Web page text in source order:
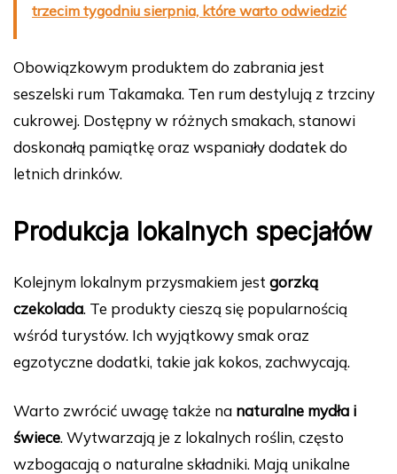
trzecim tygodniu sierpnia, które warto odwiedzić
Obowiązkowym produktem do zabrania jest
seszelski rum Takamaka. Ten rum destylują z trzciny
cukrowej. Dostępny w różnych smakach, stanowi
doskonałą pamiątkę oraz wspaniały dodatek do
letnich drinków.
Produkcja lokalnych specjałów
Kolejnym lokalnym przysmakiem jest gorzką
czekolada. Te produkty cieszą się popularnością
wśród turystów. Ich wyjątkowy smak oraz
egzotyczne dodatki, takie jak kokos, zachwycają.
Warto zwrócić uwagę także na naturalne mydła i
świece. Wytwarzają je z lokalnych roślin, często
wzbogacają o naturalne składniki. Mają unikalne